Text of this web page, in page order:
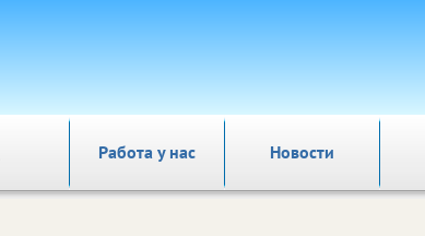
Работа у нас Новости